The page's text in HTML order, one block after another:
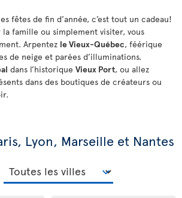
fêtes de fin d’année, c’est tout un cadeau!
la famille ou simplement visiter, vous
Arpentez le Vieux-Québec, féérique
de neige et parées d’illuminations.
dans l’historique Vieux Port, ou allez
dans des boutiques de créateurs ou
Lyon, Marseille et Nantes